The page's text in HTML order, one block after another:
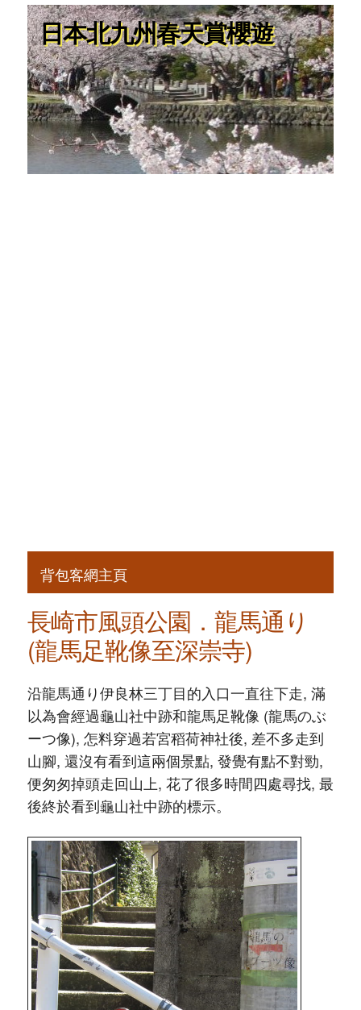
日本北九州春天賞櫻遊
背包客網主頁
長崎市風頭公園．龍馬通り
(龍馬足靴像至深崇寺)
沿龍馬通り伊良林三丁目的入口一直往下走, 滿
以為會經過龜山社中跡和龍馬足靴像 (龍馬のぶ
ーつ像), 怎料穿過若宮稻荷神社後, 差不多走到
山腳, 還沒有看到這兩個景點, 發覺有點不對勁,
便匆匆掉頭走回山上, 花了很多時間四處尋找, 最
後終於看到龜山社中跡的標示。